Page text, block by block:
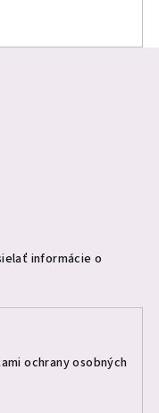
informácie o
ochrany osobných